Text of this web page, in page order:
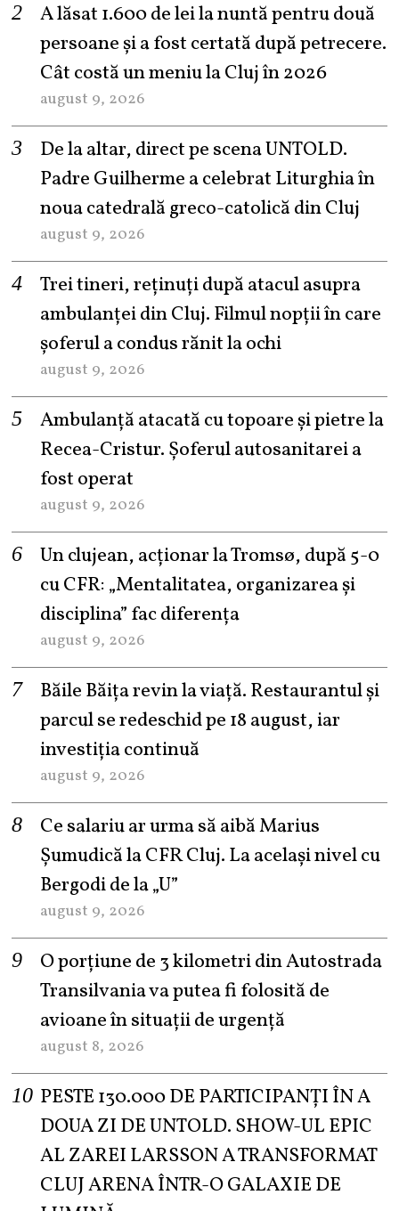
A lăsat 1.600 de lei la nuntă pentru două
persoane și a fost certată după petrecere.
Cât costă un meniu la Cluj în 2026
august 9, 2026
De la altar, direct pe scena UNTOLD.
Padre Guilherme a celebrat Liturghia în
noua catedrală greco-catolică din Cluj
august 9, 2026
Trei tineri, reținuți după atacul asupra
ambulanței din Cluj. Filmul nopții în care
șoferul a condus rănit la ochi
august 9, 2026
Ambulanță atacată cu topoare și pietre la
Recea-Cristur. Șoferul autosanitarei a
fost operat
august 9, 2026
Un clujean, acționar la Tromsø, după 5-0
cu CFR: „Mentalitatea, organizarea și
disciplina” fac diferența
august 9, 2026
Băile Băița revin la viață. Restaurantul și
parcul se redeschid pe 18 august, iar
investiția continuă
august 9, 2026
Ce salariu ar urma să aibă Marius
Șumudică la CFR Cluj. La același nivel cu
Bergodi de la „U”
august 9, 2026
O porțiune de 3 kilometri din Autostrada
Transilvania va putea fi folosită de
avioane în situații de urgență
august 8, 2026
PESTE 130.000 DE PARTICIPANȚI ÎN A
DOUA ZI DE UNTOLD. SHOW-UL EPIC
AL ZAREI LARSSON A TRANSFORMAT
CLUJ ARENA ÎNTR-O GALAXIE DE